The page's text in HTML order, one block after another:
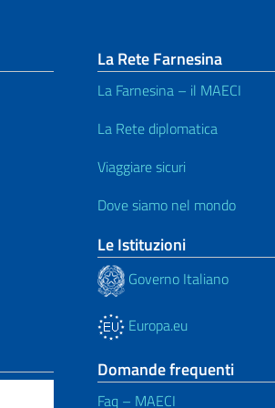
La Rete Farnesina
La Farnesina – il MAECI
La Rete diplomatica
Viaggiare sicuri
Dove siamo nel mondo
Le Istituzioni
Governo Italiano
Europa.eu
Domande frequenti
Faq – MAECI